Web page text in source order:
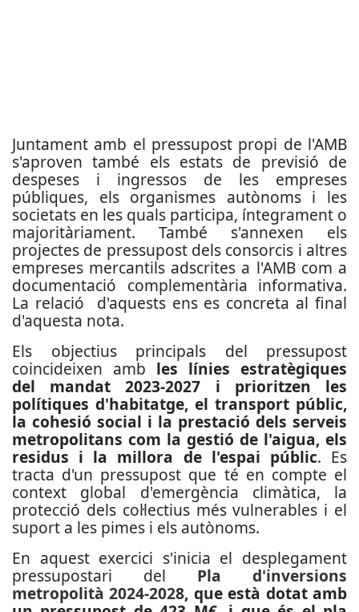
Juntament amb el pressupost propi de l'AMB
s'aproven també els estats de previsió de
despeses i ingressos de les empreses
públiques, els organismes autònoms i les
societats en les quals participa, íntegrament o
majoritàriament. També s'annexen els
projectes de pressupost dels consorcis i altres
empreses mercantils adscrites a l'AMB com a
documentació complementària informativa.
La relació d'aquests ens es concreta al final
d'aquesta nota.
Els objectius principals del pressupost
coincideixen amb les línies estratègiques
del mandat 2023-2027 i prioritzen les
polítiques d'habitatge, el transport públic,
la cohesió social i la prestació dels serveis
metropolitans com la gestió de l'aigua, els
residus i la millora de l'espai públic. Es
tracta d'un pressupost que té en compte el
context global d'emergència climàtica, la
protecció dels col·lectius més vulnerables i el
suport a les pimes i els autònoms.
En aquest exercici s'inicia el desplegament
pressupostari del Pla d'inversions
metropolità 2024-2028, que està dotat amb